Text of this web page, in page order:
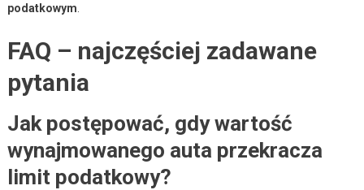
podatkowym
FAQ – najczęściej zadawane
pytania
Jak postępować, gdy wartość
wynajmowanego auta przekracza
limit podatkowy?